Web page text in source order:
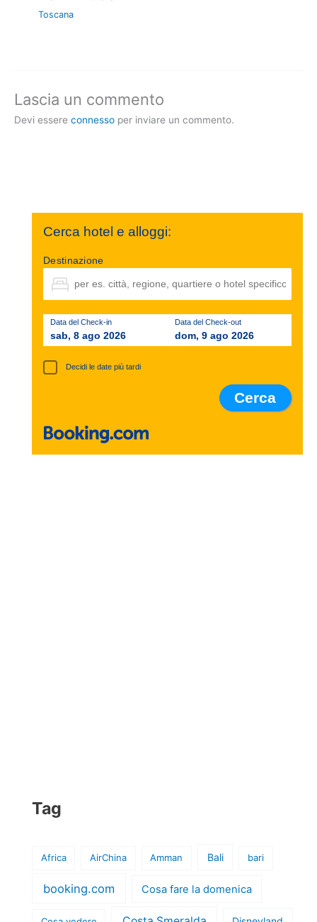
Toscana
Lascia un commento
Devi essere connesso per inviare un commento.
Cerca hotel e alloggi:
Destinazione
Data del Check-in
sab, 8 ago 2026
Data del Check-out
dom, 9 ago 2026
Decidi le date più tardi
Tag
Africa AirChina Amman Bali bari
booking.com Cosa fare la domenica